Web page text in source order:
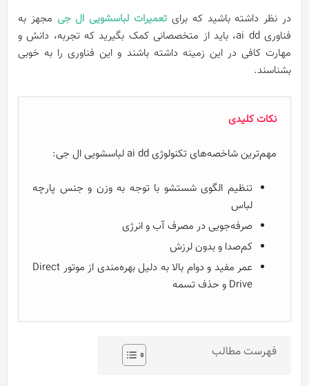
در نظر داشته باشید که برای تعمیرات لباسشویی ال جی مجهز به
فناوری ai dd، باید از متخصصانی کمک بگیرید که تجربه، دانش و
مهارت کافی در این زمینه داشته باشند و این فناوری را به خوبی
بشناسند.
نکات کلیدی
مهم‌ترین شاخصه‌های تکنولوژی ai dd لباسشویی ال جی:
تنظیم الگوی شستشو با توجه به وزن و جنس پارچه
لباس
صرفه‌جویی در مصرف آب و انرژی
کم‌صدا و بدون لرزش
عمر مفید و دوام بالا به دلیل بهره‌مندی از موتور Direct
Drive و حذف تسمه
فهرست مطالب